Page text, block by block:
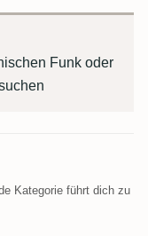
Funk oder
Kategorie führt dich zu